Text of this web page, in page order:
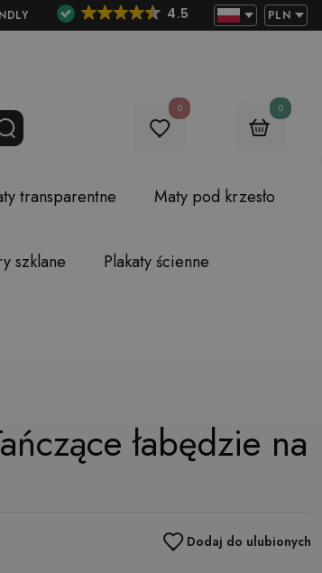
4.5 PLN
0 0
transparentne Maty pod krzesło
szklane Plakaty ścienne
łabędzie na
Dodaj do ulubionych